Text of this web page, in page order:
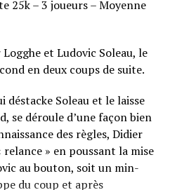
25k – 3 joueurs – Moyenne
et Ludovic Soleau, le
en deux coups de suite.
Soleau et le laisse
se déroule d’une façon bien
des règles, Didier
» en poussant la mise
au bouton, soit un min-
du coup et après